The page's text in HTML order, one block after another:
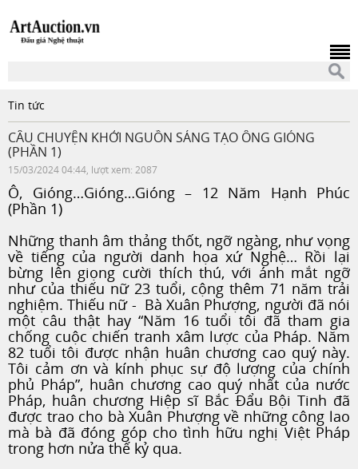
Tin tức
CÂU CHUYỆN KHỞI NGUỒN SÁNG TẠO ÔNG GIÓNG
(PHẦN 1)
15/03/2024 04:44, lượt xem: 2087
Ô, Gióng…Gióng…Gióng – 12 Năm Hạnh Phúc
(Phần 1)
Những thanh âm thảng thốt, ngỡ ngàng, như vọng
về tiếng của người danh họa xứ Nghệ… Rồi lại
bừng lên giọng cười thích thú, với ánh mắt ngỡ
như của thiếu nữ 23 tuổi, cộng thêm 71 năm trải
nghiệm. Thiếu nữ - Bà Xuân Phượng, người đã nói
một câu thật hay “Năm 16 tuổi tôi đã tham gia
chống cuộc chiến tranh xâm lược của Pháp. Năm
82 tuổi tôi được nhận huân chương cao quý này.
Tôi cảm ơn và kính phục sự độ lượng của chính
phủ Pháp”, huân chương cao quý nhất của nước
Pháp, huân chương Hiệp sĩ Bắc Đẩu Bội Tinh đã
được trao cho bà Xuân Phượng về những công lao
mà bà đã đóng góp cho tình hữu nghị Việt Pháp
trong hơn nửa thế kỷ qua.